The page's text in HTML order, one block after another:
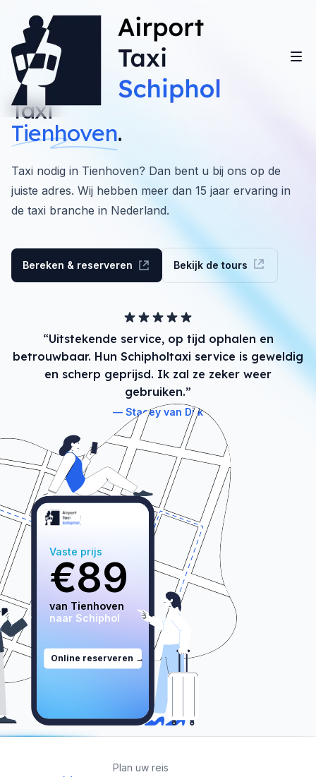
Taxi
Tienhoven.
Taxi nodig in Tienhoven? Dan bent u bij ons op de
juiste adres. Wij hebben meer dan 15 jaar ervaring in
de taxi branche in Nederland.
Bereken & reserveren Bekijk de tours
“Uitstekende service, op tijd ophalen en
betrouwbaar. Hun Schipholtaxi service is geweldig
en scherp geprijsd. Ik zal ze zeker weer
gebruiken.”
Stacey van Dijk
Online reserveren →
89
€
Vaste prijs
van Tienhoven
naar Schiphol
Plan uw reis